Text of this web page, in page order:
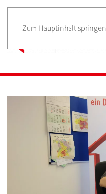
Zum Hauptinhalt springen